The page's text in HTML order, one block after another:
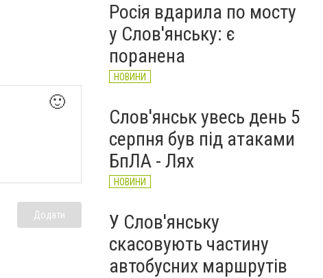
🙂
Додати
Росія вдарила по мосту
у Слов'янську: є
поранена
НОВИНИ
Слов'янськ увесь день 5
серпня був під атаками
БпЛА - Лях
НОВИНИ
У Слов'янську
скасовують частину
автобусних маршрутів